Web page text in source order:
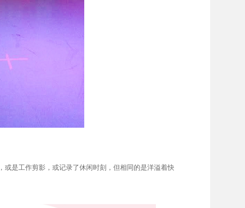
或是工作剪影，或记录了休闲时刻，但相同的是洋溢着快